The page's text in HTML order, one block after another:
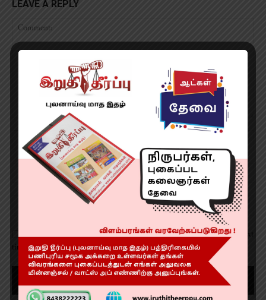
LEAVE A REPLY
Save my name, email, and website in this browser for the next
time I comment.